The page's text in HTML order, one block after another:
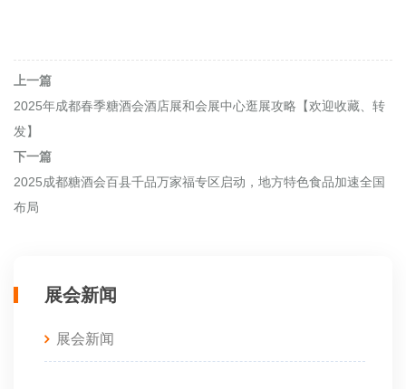
上一篇
2025年成都春季糖酒会酒店展和会展中心逛展攻略【欢迎收藏、转
发】
下一篇
2025成都糖酒会百县千品万家福专区启动，地方特色食品加速全国
布局
展会新闻
展会新闻